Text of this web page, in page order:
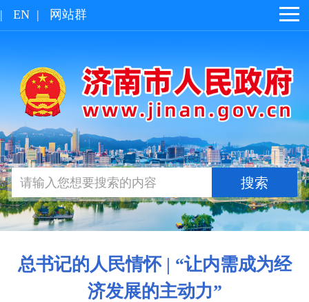
| EN | 网站群
总书记的人民情怀 | “让内需成为经
济发展的主动力”